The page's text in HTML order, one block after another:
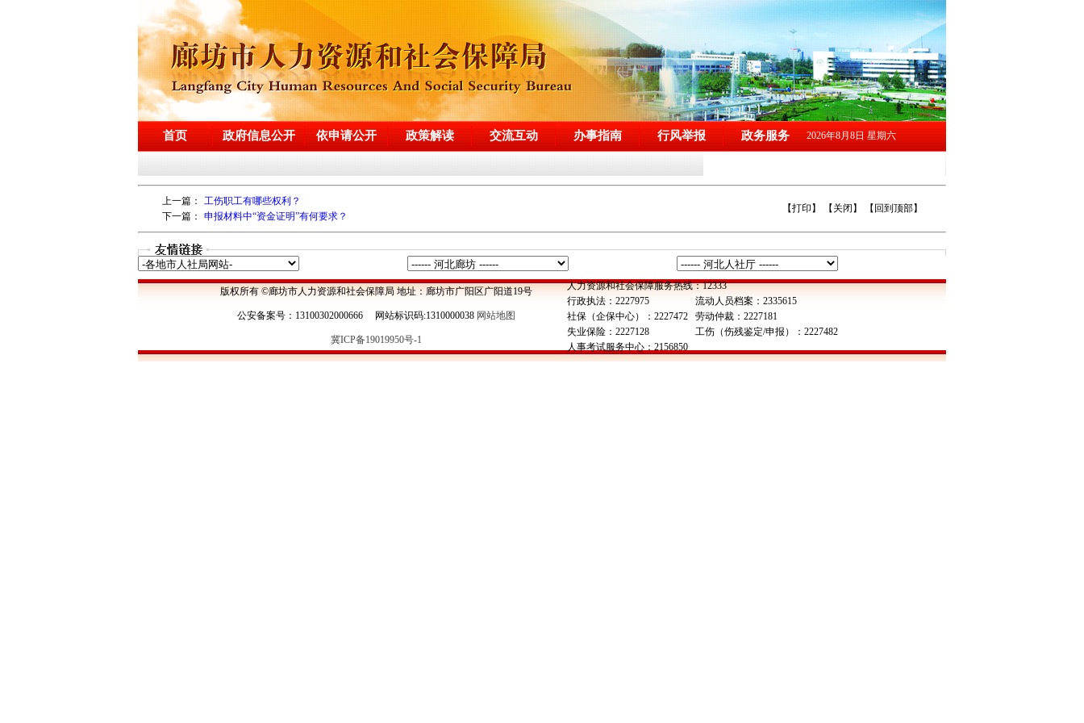
首页 政府信息公开 依申请公开 政策解读 交流互动 办事指南 行风举报 政务服务 2026年8月8日 星期六
上一篇：
工伤职工有哪些权利？
下一篇：
申报材料中“资金证明”有何要求？
【打印】 【关闭】 【回到顶部】
版权所有 ©廊坊市人力资源和社会保障局 地址：廊坊市广阳区广阳道19号
公安备案号：13100302000666 网站标识码:1310000038 网站地图
冀ICP备19019950号-1
人力资源和社会保障服务热线：12333
行政执法：2227975
流动人员档案：2335615
社保（企保中心）：2227472 劳动仲裁：2227181
失业保险：2227128
工伤（伤残鉴定/申报）：2227482
人事考试服务中心：2156850